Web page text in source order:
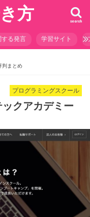
方 search
る発言 学習サイト
判まとめ
プログラミングスクール
ックアカデミー